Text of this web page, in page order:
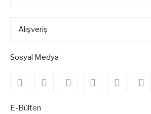
Alışveriş
Sosyal Medya
E-Bülten